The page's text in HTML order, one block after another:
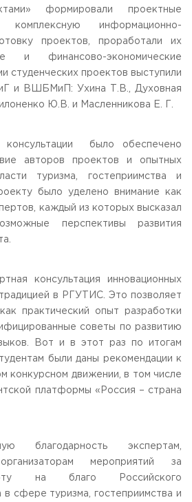
формировали проектные
комплексную информационно-
проектов, проработали их
и финансово-экономические
студенческих проектов выступили
и ВШБМиП: Ухина Т.В., Духовная
Ю.В. и Масленникова Е. Г.
консультации было обеспечено
авторов проектов и опытных
туризма, гостеприимства и
было уделено внимание как
каждый из которых высказал
перспективы развития
консультация инновационных
в РГУТИС. Это позволяет
практический опыт разработки
советы по развитию
Вот и в этот раз по итогам
были даны рекомендации к
конкурсном движении, в том числе
платформы «Россия – страна
благодарность экспертам,
мероприятий за
на благо Российского
в сфере туризма, гостеприимства и